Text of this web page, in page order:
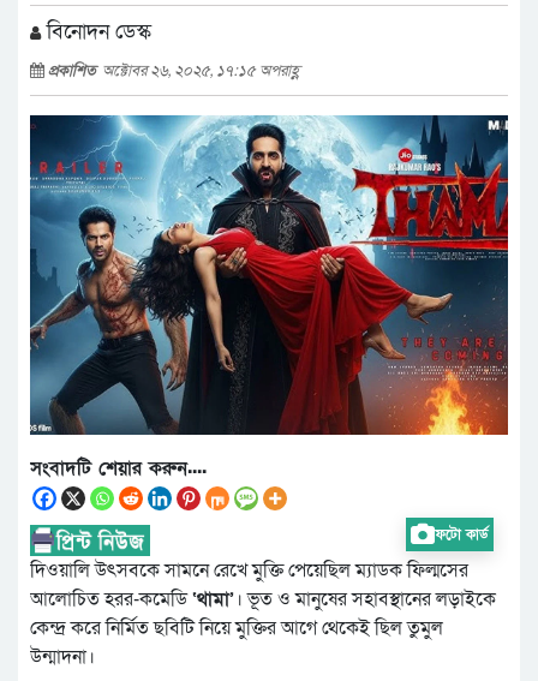
বিনোদন ডেস্ক
প্রকাশিত অক্টোবর ২৬, ২০২৫, ১৭:১৫ অপরাহ্ণ
ফটো কার্ড
সংবাদটি শেয়ার করুন....
দিওয়ালি উৎসবকে সামনে রেখে মুক্তি পেয়েছিল ম্যাডক ফিল্মসের
আলোচিত হরর-কমেডি‘থামা’। ভূত ও মানুষের সহাবস্থানের লড়াইকে
কেন্দ্র করে নির্মিত ছবিটি নিয়ে মুক্তির আগে থেকেই ছিল তুমুল
উন্মাদনা।